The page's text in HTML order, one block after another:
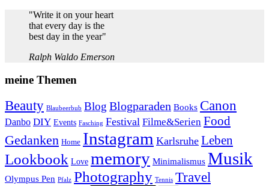
"Write it on your heart
that every day is the
best day in the year"
Ralph Waldo Emerson
meine Themen
Beauty Blaubeerbub Blog Blogparaden Books Canon
Danbo DIY Events Fasching Festival Filme&Serien Food
Gedanken Home Instagram Karlsruhe Leben
Lookbook Love memory Minimalismus Musik
Olympus Pen Pfalz Photography Tennis Travel